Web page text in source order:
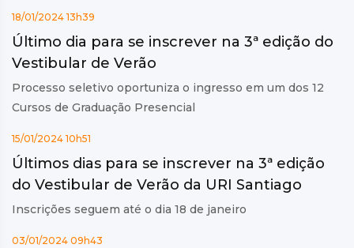
18/01/2024 13h39
Último dia para se inscrever na 3ª edição do
Vestibular de Verão
Processo seletivo oportuniza o ingresso em um dos 12
Cursos de Graduação Presencial
15/01/2024 10h51
Últimos dias para se inscrever na 3ª edição
do Vestibular de Verão da URI Santiago
Inscrições seguem até o dia 18 de janeiro
03/01/2024 09h43